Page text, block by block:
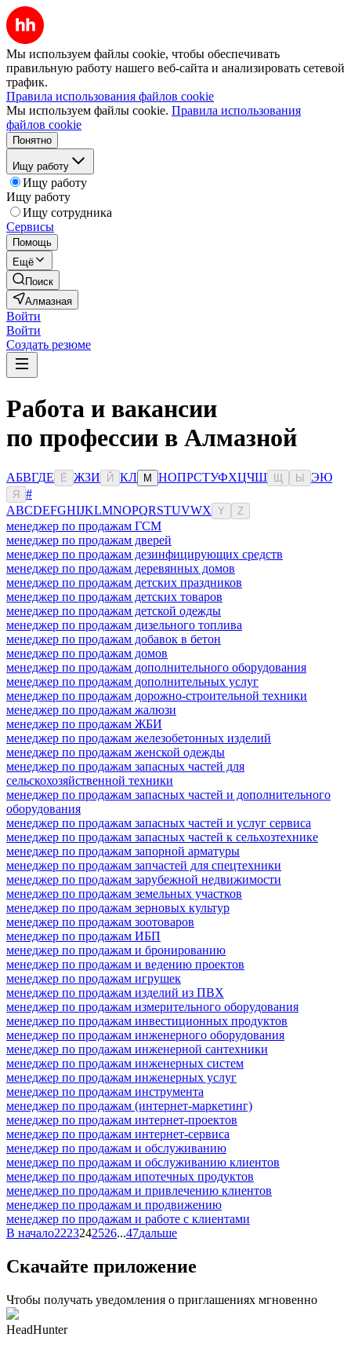
Мы используем файлы cookie, чтобы обеспечивать
правильную работу нашего веб-сайта и анализировать сетевой
трафик.
Правила использования файлов cookie
Мы используем файлы cookie. Правила использования
файлов cookie
Понятно
Ищу работу
Ищу работу
Ищу работу
Ищу сотрудника
Сервисы
Помощь
Ещё
Поиск
Алмазная
Войти
Войти
Создать резюме
Работа и вакансии
по профессии в Алмазной
АБВГДЕ Ё ЖЗИ Й КЛ М НОПРСТУФХЦЧШ Ы ЭЮ
Я
#
ABCDEFGHIJKLMNOPQRSTUVWX Y Z
менеджер по продажам ГСМ
менеджер по продажам дверей
менеджер по продажам дезинфицирующих средств
менеджер по продажам деревянных домов
менеджер по продажам детских праздников
менеджер по продажам детских товаров
менеджер по продажам детской одежды
менеджер по продажам дизельного топлива
менеджер по продажам добавок в бетон
менеджер по продажам домов
менеджер по продажам дополнительного оборудования
менеджер по продажам дополнительных услуг
менеджер по продажам дорожно-строительной техники
менеджер по продажам жалюзи
менеджер по продажам ЖБИ
менеджер по продажам железобетонных изделий
менеджер по продажам женской одежды
менеджер по продажам запасных частей для
сельскохозяйственной техники
менеджер по продажам запасных частей и дополнительного
оборудования
менеджер по продажам запасных частей и услуг сервиса
менеджер по продажам запасных частей к сельхозтехнике
менеджер по продажам запорной арматуры
менеджер по продажам запчастей для спецтехники
менеджер по продажам зарубежной недвижимости
менеджер по продажам земельных участков
менеджер по продажам зерновых культур
менеджер по продажам зоотоваров
менеджер по продажам ИБП
менеджер по продажам и бронированию
менеджер по продажам и ведению проектов
менеджер по продажам игрушек
менеджер по продажам изделий из ПВХ
менеджер по продажам измерительного оборудования
менеджер по продажам инвестиционных продуктов
менеджер по продажам инженерного оборудования
менеджер по продажам инженерной сантехники
менеджер по продажам инженерных систем
менеджер по продажам инженерных услуг
менеджер по продажам инструмента
менеджер по продажам (интернет-маркетинг)
менеджер по продажам интернет-проектов
менеджер по продажам интернет-сервиса
менеджер по продажам и обслуживанию
менеджер по продажам и обслуживанию клиентов
менеджер по продажам ипотечных продуктов
менеджер по продажам и привлечению клиентов
менеджер по продажам и продвижению
менеджер по продажам и работе с клиентами
В начало2223242526...47дальше
Скачайте приложение
Чтобы получать уведомления о приглашениях мгновенно
HeadHunter